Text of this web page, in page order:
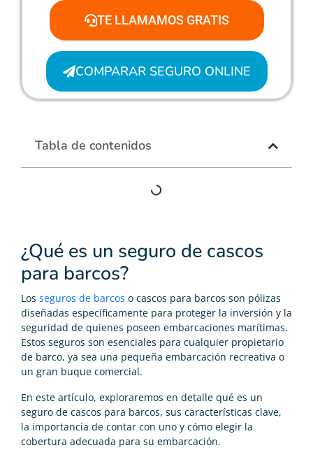
¿Qué es un seguro de cascos
para barcos?
Los seguros de barcos o cascos para barcos son pólizas
diseñadas específicamente para proteger la inversión y la
seguridad de quienes poseen embarcaciones marítimas.
Estos seguros son esenciales para cualquier propietario
de barco, ya sea una pequeña embarcación recreativa o
un gran buque comercial.
En este artículo, exploraremos en detalle qué es un
seguro de cascos para barcos, sus características clave,
la importancia de contar con uno y cómo elegir la
cobertura adecuada para su embarcación.
TE LLAMAMOS GRATIS
COMPARAR SEGURO ONLINE
Tabla de contenidos